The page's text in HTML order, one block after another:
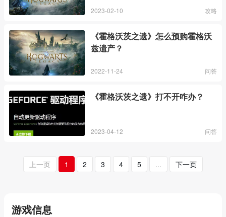
2023-02-10 攻略
《霍格沃茨之遗》怎么预购霍格沃
兹遗产？
2022-11-24 问答
《霍格沃茨之遗》打不开咋办？
2023-04-12 问答
上一页 1 2 3 4 5 ... 下一页
游戏信息